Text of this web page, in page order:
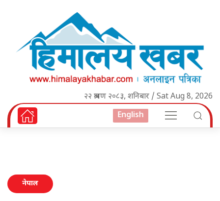
२२ श्रावण २०८३, शनिबार / Sat Aug 8, 2026
English
नेपाल